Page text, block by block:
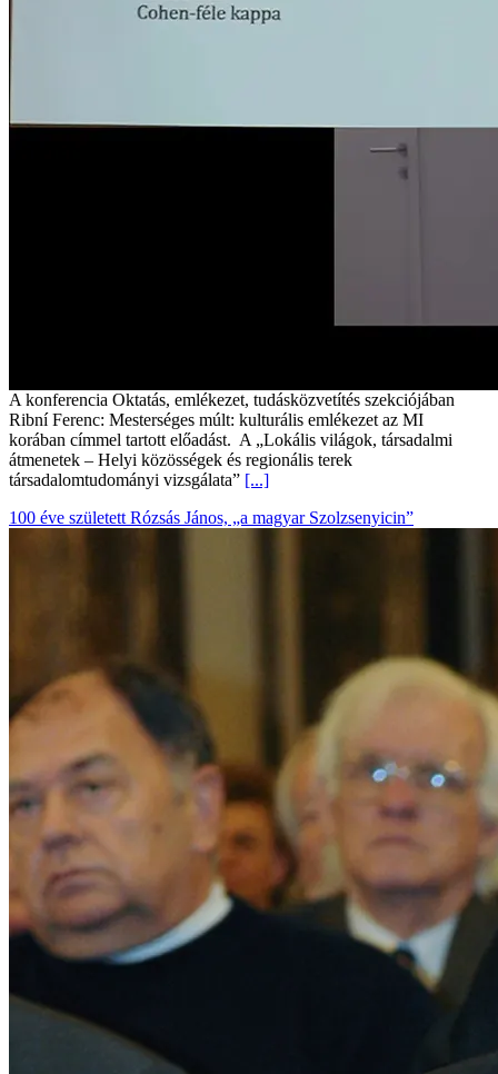
A konferencia Oktatás, emlékezet, tudásközvetítés szekciójában
Ribní Ferenc: Mesterséges múlt: kulturális emlékezet az MI
korában címmel tartott előadást. A „Lokális világok, társadalmi
átmenetek – Helyi közösségek és regionális terek
társadalomtudományi vizsgálata” [...]
100 éve született Rózsás János, „a magyar Szolzsenyicin”